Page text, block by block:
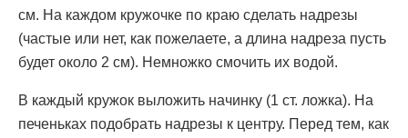
см. На каждом кружочке по краю сделать надрезы
(частые или нет, как пожелаете, а длина надреза пусть
будет около 2 см). Немножко смочить их водой.
В каждый кружок выложить начинку (1 ст. ложка). На
печеньках подобрать надрезы к центру. Перед тем, как